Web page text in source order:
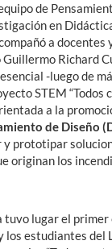
de
en
a docentes
Richard
-luego de
STEM “Todos
a la
de Diseño
y prototipar
originan los
tuvo lugar el
los estudiantes del